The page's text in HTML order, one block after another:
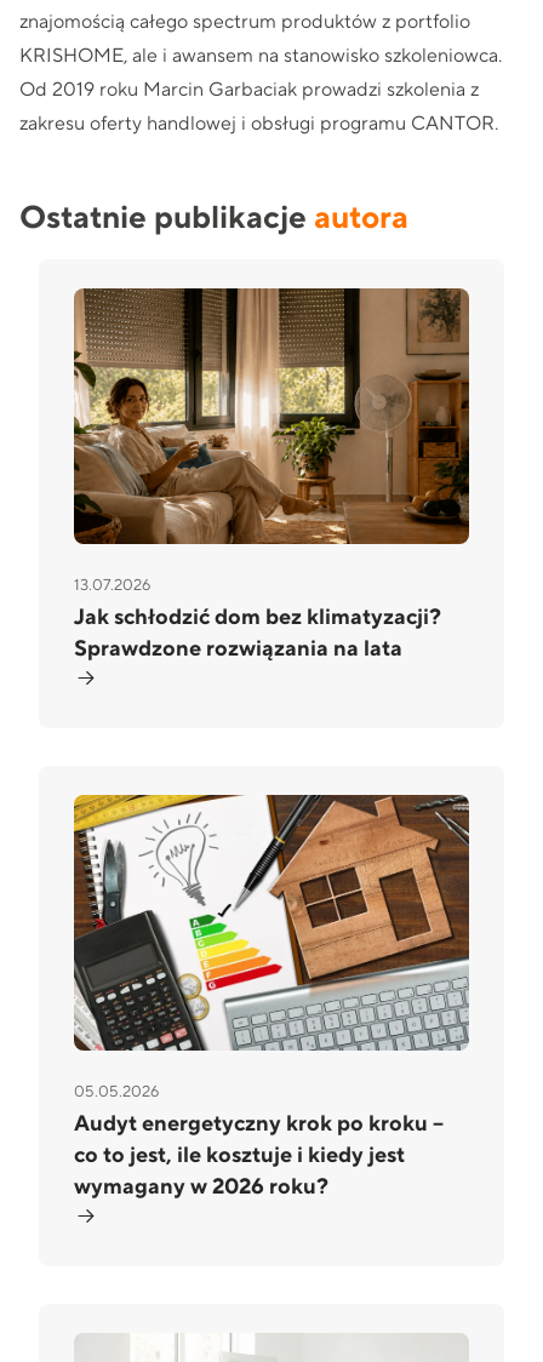
znajomością całego spectrum produktów z portfolio
KRISHOME, ale i awansem na stanowisko szkoleniowca.
Od 2019 roku Marcin Garbaciak prowadzi szkolenia z
zakresu oferty handlowej i obsługi programu CANTOR.
Ostatnie publikacje autora
13.07.2026
Jak schłodzić dom bez klimatyzacji?
Sprawdzone rozwiązania na lata
05.05.2026
Audyt energetyczny krok po kroku –
co to jest, ile kosztuje i kiedy jest
wymagany w 2026 roku?